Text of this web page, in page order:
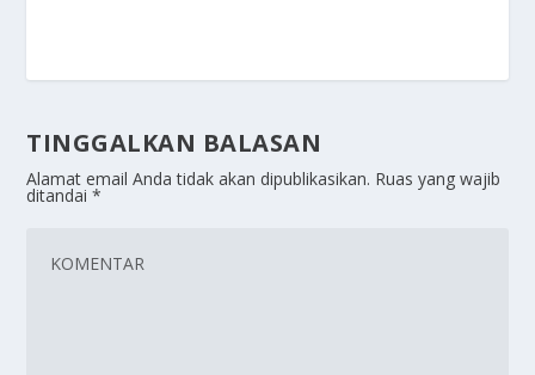
TINGGALKAN BALASAN
Alamat email Anda tidak akan dipublikasikan. Ruas yang wajib
ditandai*